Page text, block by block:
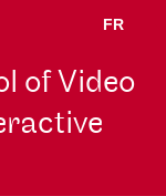
FR
of Video